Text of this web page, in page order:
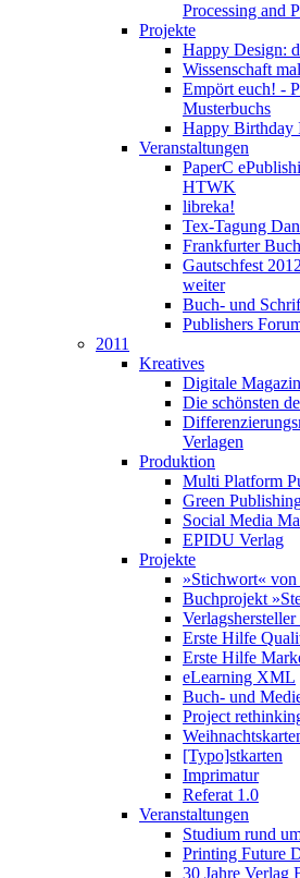
Processing and
Projekte
Happy Design:
Wissenschaft
Empört euch! -
Musterbuchs
Happy Birthday
Veranstaltungen
PaperC
HTWK
libreka!
Tex-Tagung
Frankfurter
Gautschfest
weiter
Buch- und
Publishers
2011
Kreatives
Digitale
Die schönsten
Verlagen
Produktion
Multi Platform
Green
Social Media
EPIDU Verlag
Projekte
»Stichwort«
Buchprojekt
Erste Hilfe
Erste Hilfe
eLearning XML
Buch- und
Project
[Typo]stkarten
Imprimatur
Referat 1.0
Veranstaltungen
Studium rund
Printing Future
30 Jahre Verlag